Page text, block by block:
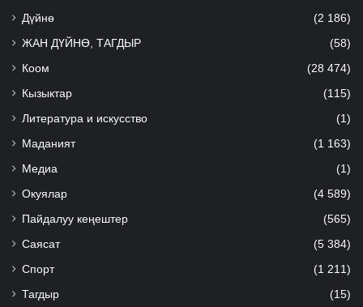
Дүйнө (2 186)
ЖАН ДҮЙНӨ, ТАГДЫР (58)
Коом (28 474)
Кызыктар (115)
Литература и искусство (1)
Маданият (1 163)
Медиа (1)
Окуялар (4 589)
Пайдалуу кеңештер (565)
Саясат (5 384)
Спорт (1 211)
Тагдыр (15)